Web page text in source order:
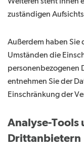
zuständigen
Außerdem haben Sie
Umständen die
personenbezogenen
entnehmen Sie der
Einschränkung der
Analyse-Tools
Drittanbietern